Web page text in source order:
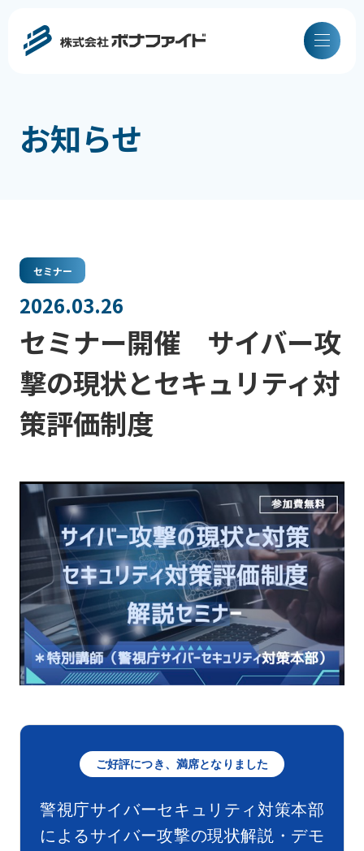
お知らせ
セミナー
2026.03.26
セミナー開催 サイバー攻
撃の現状とセキュリティ対
策評価制度
ご好評につき、満席となりました
警視庁サイバーセキュリティ対策本部
によるサイバー攻撃の現状解説・デモ